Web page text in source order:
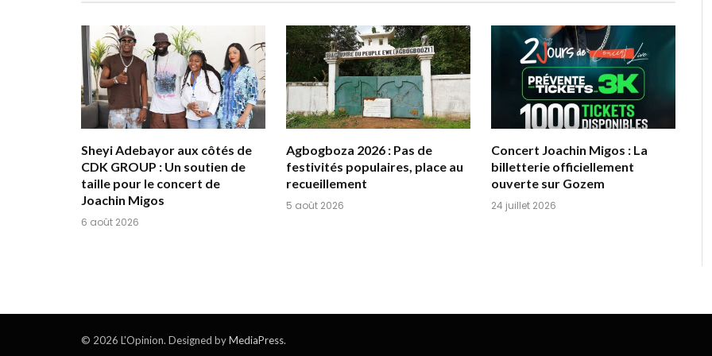
Sheyi Adebayor aux côtés de
CDK GROUP : Un soutien de
taille pour le concert de
Joachin Migos
6 août 2026
Agbogboza 2026 : Pas de
festivités populaires, place au
recueillement
5 août 2026
Concert Joachin Migos : La
billetterie officiellement
ouverte sur Gozem
24 juillet 2026
© 2026 L'Opinion. Designed byMediaPress.